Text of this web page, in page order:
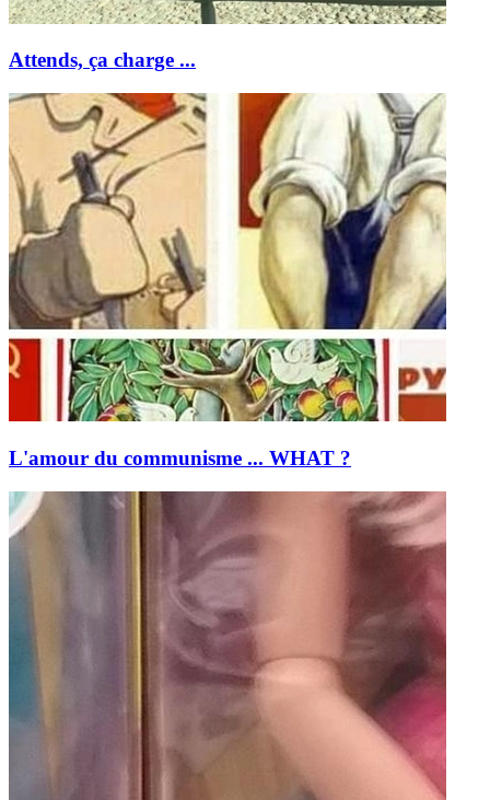
Attends, ça charge ...
L'amour du communisme ... WHAT ?